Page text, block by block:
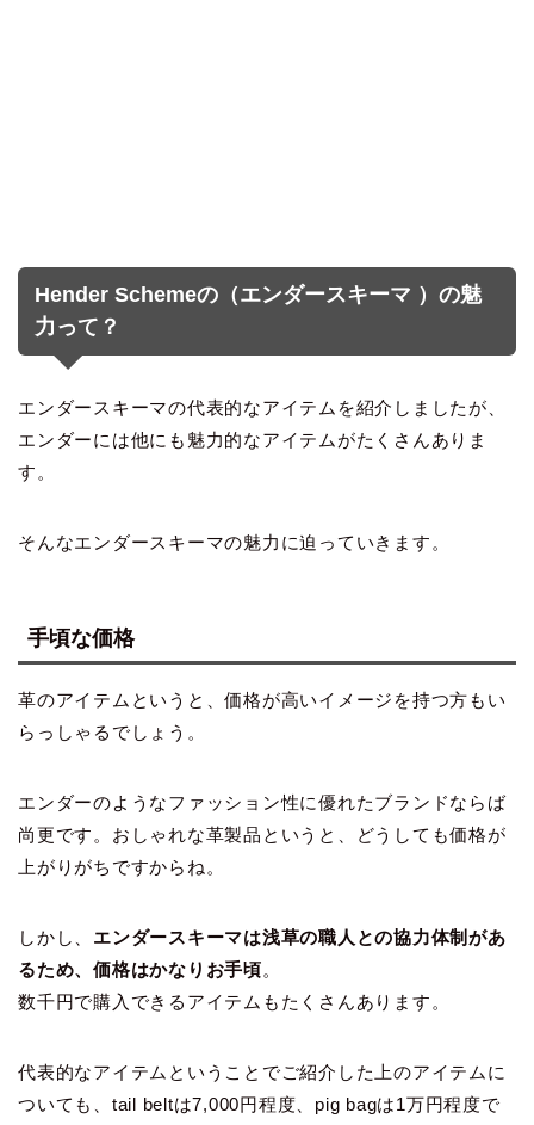
Hender Schemeの（エンダースキーマ ）の魅
力って？
エンダースキーマの代表的なアイテムを紹介しましたが、
エンダーには他にも魅力的なアイテムがたくさんありま
す。
そんなエンダースキーマの魅力に迫っていきます。
手頃な価格
革のアイテムというと、価格が高いイメージを持つ方もい
らっしゃるでしょう。
エンダーのようなファッション性に優れたブランドならば
尚更です。おしゃれな革製品というと、どうしても価格が
上がりがちですからね。
しかし、 エンダースキーマは浅草の職人との協力体制があ
るため、価格はかなりお手頃。
数千円で購入できるアイテムもたくさんあります。
代表的なアイテムということでご紹介した上のアイテムに
ついても、tail beltは7,000円程度、pig bagは1万円程度で